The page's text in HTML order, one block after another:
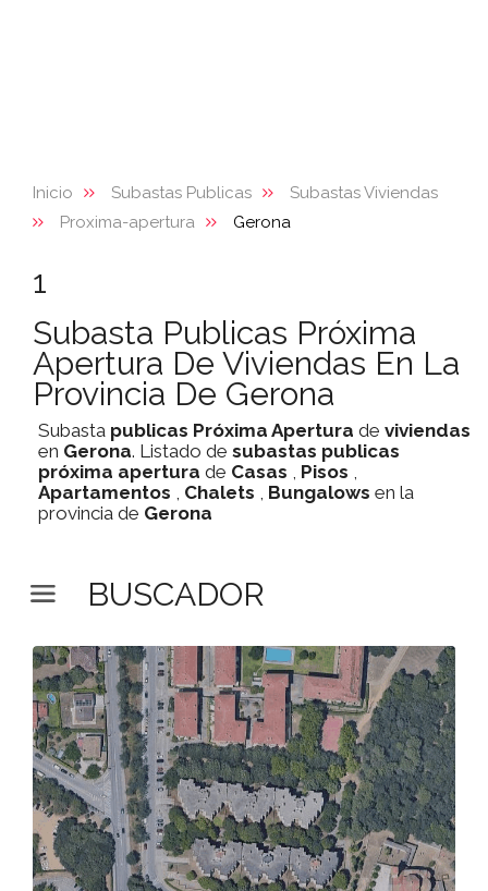
Inicio Subastas Publicas
Subastas Viviendas
Proxima-apertura
Gerona
1
Subasta Publicas Próxima
Apertura De Viviendas En La
Provincia De Gerona
Subasta publicas Próxima Apertura de viviendas
en Gerona. Listado de subastas publicas
próxima apertura de Casas , Pisos ,
Apartamentos , Chalets , Bungalows en la
provincia de Gerona
BUSCADOR